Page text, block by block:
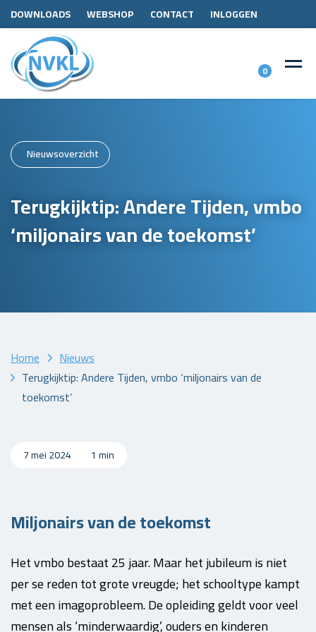
DOWNLOADS WEBSHOP CONTACT INLOGGEN
0
Nieuwsoverzicht
Terugkijktip: Andere Tijden, vmbo
‘miljonairs van de toekomst’
Home
Nieuws
Terugkijktip: Andere Tijden, vmbo ‘miljonairs van de
toekomst’
7 mei 2024 1 min
Miljonairs van de toekomst
Het vmbo bestaat 25 jaar. Maar het jubileum is niet
per se reden tot grote vreugde; het schooltype kampt
met een imagoprobleem. De opleiding geldt voor veel
mensen als ‘minderwaardig’, ouders en kinderen